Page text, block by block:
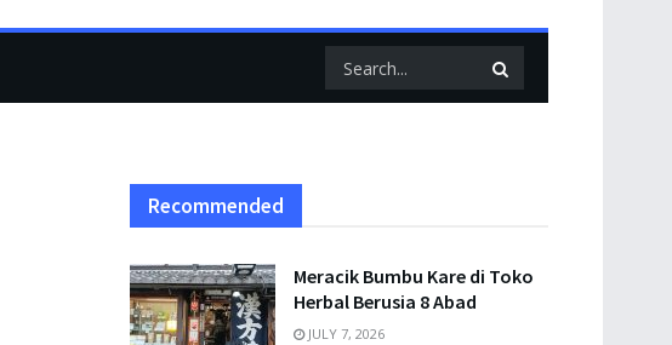
Recommended
Meracik Bumbu Kare di Toko
Herbal Berusia 8 Abad
JULY 7, 2026